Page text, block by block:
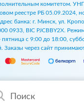
комитетом.
реестре РБ 05.09.2024,
банка: г. Минск, ул.
0933, BIC PJCBBY2X.
пятница с 9:00 до 18:00,
Заказы через сайт